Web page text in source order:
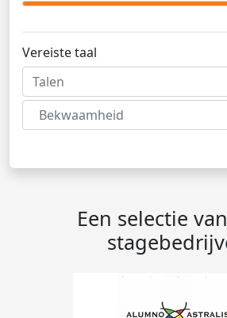
Vereiste taal
Bekwaamheid
Een selectie